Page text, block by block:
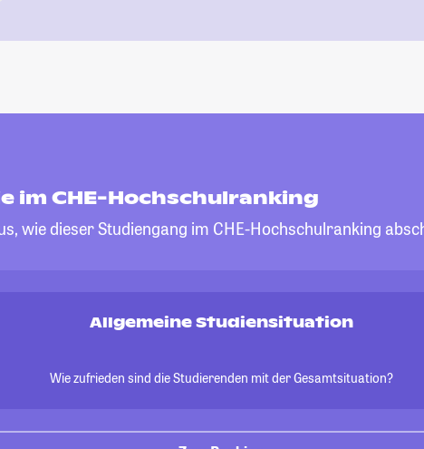
im CHE-Hochschulranking
wie dieser Studiengang im CHE-Hochschulranking
Allgemeine Studiensituation
Wie zufrieden sind die Studierenden mit der Gesamtsituation?